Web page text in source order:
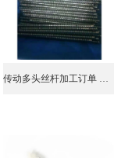
传动多头丝杆加工订单 同心度保证